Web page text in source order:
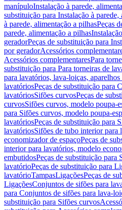
manípuloInstalação à parede,
substituição para Instalação à parede,
à parede, alimentação a pilhasPeças
parede, alimentação a pilhas
geradorPeças de substituição para
por geradorAcessórios
Acessórios complementaresPara
substituição para Para torneiras de
para lavatórios, lava-loiças, aparelhos
lavatóriosPeças de substituição para
lavatóriosSifões curvosPeças de
curvosSifões curvos, modelo poupa-
para Sifões curvos, modelo poupa-
lavatóriosPeças de substituição para
lavatóriosSifões de tubo interior para
economizador de espaçoPeças de
interior para lavatórios, modelo
embutidosPeças de substituição para
lavatórioPeças de substituição para
lavatórioTampasLigaçõesPeças de
LigaçõesConjuntos de sifões para
para Conjuntos de sifões para lava-
substituição para Sifões curvos